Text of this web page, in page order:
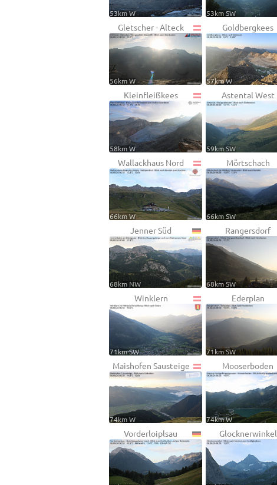
53km W 53km SW
Gletscher - Alteck
56km W
Goldbergkees
57km W
Kleinfleißkees
58km W
Astental West
59km SW
Wallackhaus Nord
66km W
Mörtschach
66km SW
Jenner Süd
68km NW
Rangersdorf
68km SW
Winklern
71km SW
Ederplan
71km SW
Maishofen Sausteige
74km W
Mooserboden
74km W
Vorderloiplsau Glocknerwinkel